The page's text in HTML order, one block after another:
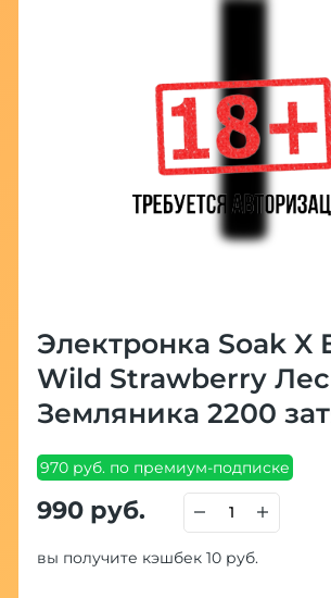
Электронка Soak X
Wild Strawberry
Земляника 2200
970 руб. по премиум-подписке
990 руб.
вы получите кэшбек 10 руб.